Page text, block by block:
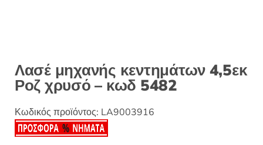
Λασέ μηχανής κεντημάτων 4,5εκ
Ροζ χρυσό – κωδ 5482
Κωδικός προϊόντος: LA9003916